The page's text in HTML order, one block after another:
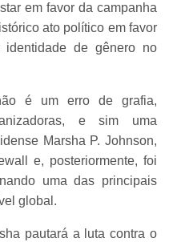
em favor da campanha
ato político em favor
de gênero no
é um erro de grafia,
e sim uma
Marsha P. Johnson,
e, posteriormente, foi
uma das principais
global.
pautará a luta contra o